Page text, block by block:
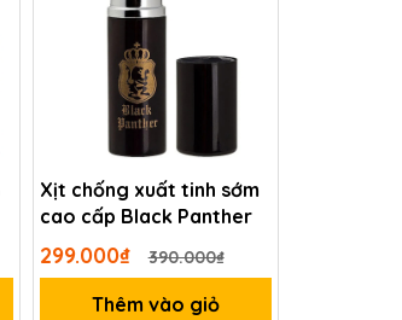
Xịt chống xuất tinh sớm
cao cấp Black Panther
299.000₫ 390.000₫
Thêm vào giỏ